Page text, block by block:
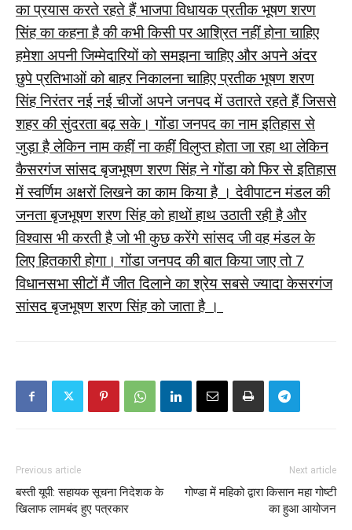
का प्रयास करते रहते हैं भाजपा विधायक प्रतीक भूषण शरण
सिंह का कहना है की कभी किसी पर आश्रित नहीं होना चाहिए
हमेशा अपनी जिम्मेदारियों को समझना चाहिए और अपने अंदर
छुपे प्रतिभाओं को बाहर निकालना चाहिए प्रतीक भूषण शरण
सिंह निरंतर नई नई चीजों अपने जनपद में उतारते रहते हैं जिससे
शहर की सुंदरता बढ़ सके। गोंडा जनपद का नाम इतिहास से
जुड़ा है लेकिन नाम कहीं ना कहीं विलुप्त होता जा रहा था लेकिन
कैसरगंज सांसद बृजभूषण शरण सिंह ने गोंडा को फिर से इतिहास
में स्वर्णिम अक्षरों लिखने का काम किया है । देवीपाटन मंडल की
जनता बृजभूषण शरण सिंह को हाथों हाथ उठाती रही है और
विश्वास भी करती है जो भी कुछ करेंगे सांसद जी वह मंडल के
लिए हितकारी होगा। गोंडा जनपद की बात किया जाए तो 7
विधानसभा सीटों मैं जीत दिलाने का श्रेय सबसे ज्यादा केसरगंज
सांसद बृजभूषण शरण सिंह को जाता है ।
Previous article
बस्ती यूपी: सहायक सूचना निदेशक के
खिलाफ लामबंद हुए पत्रकार
Next article
गोण्डा में महिको द्वारा किसान महा गोष्टी
का हुआ आयोजन